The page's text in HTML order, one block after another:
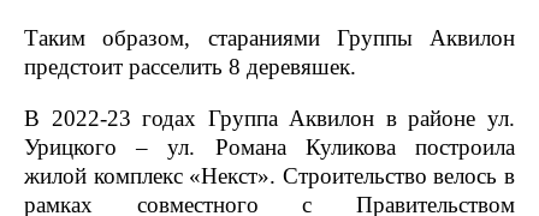
Таким образом, стараниями Группы Аквилон
предстоит расселить 8 деревяшек.
В 2022-23 годах Группа Аквилон в районе ул.
Урицкого – ул. Романа Куликова построила
жилой комплекс «Некст». Строительство велось в
рамках совместного с Правительством